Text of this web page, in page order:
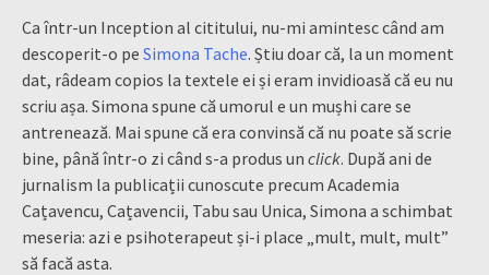
Ca într-un Inception al cititului, nu-mi amintesc când am
descoperit-o pe Simona Tache. Știu doar că, la un moment
dat, râdeam copios la textele ei și eram invidioasă că eu nu
scriu așa. Simona spune că umorul e un mușhi care se
antrenează. Mai spune că era convinsă că nu poate să scrie
bine, până într-o zi când s-a produs un click. După ani de
jurnalism la publicații cunoscute precum Academia
Cațavencu, Cațavencii, Tabu sau Unica, Simona a schimbat
meseria: azi e psihoterapeut și-i place „mult, mult, mult”
să facă asta.